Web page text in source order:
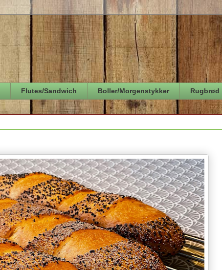
Flutes/Sandwich Boller/Morgenstykker Rugbrød